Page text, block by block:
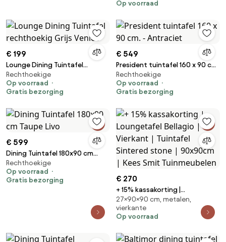
| 4 personen | Kees Smit
Op voorraad
€ 199
Lounge Dining Tuintafel
rechthoekig Grijs Venice
Rechthoekige
Op voorraad
Gratis bezorging
€ 549
President tuintafel 160 x 90 cm.
- Antraciet
Rechthoekige
Op voorraad
Gratis bezorging
€ 599
Dining Tuintafel 180x90 cm
Taupe Livo
Rechthoekige
Op voorraad
Gratis bezorging
€ 270
+ 15% kassakorting |
Loungetafel Bellagio | Vierkant |
Tuintafel Sintered stone |
90x90cm | Kees Smit
27×90×90 cm, metalen,
vierkante
Op voorraad